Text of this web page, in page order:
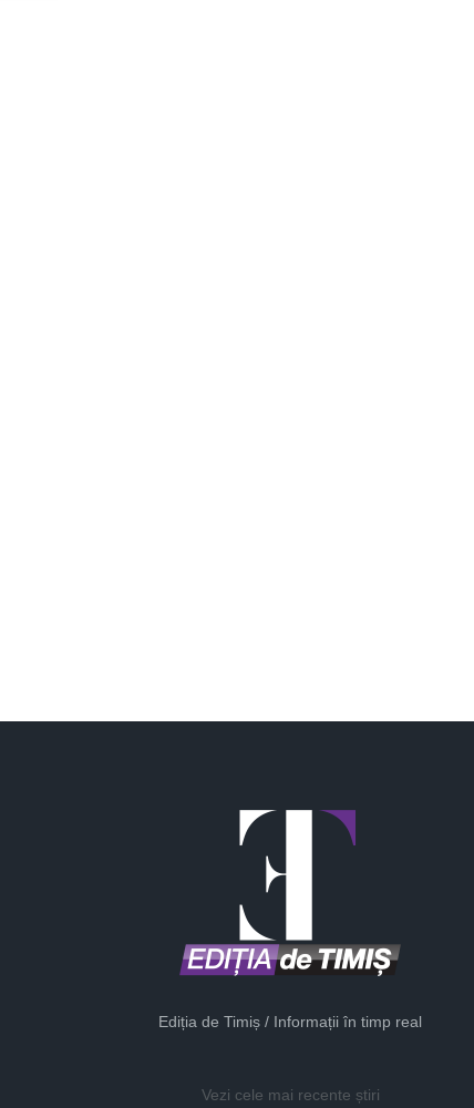
Ediția de Timiș / Informații în timp real
Vezi cele mai recente știri